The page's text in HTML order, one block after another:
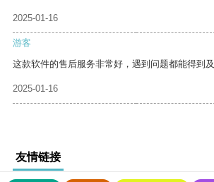
2025-01-16
游客
这款软件的售后服务非常好，遇到问题都能得到及
2025-01-16
友情链接